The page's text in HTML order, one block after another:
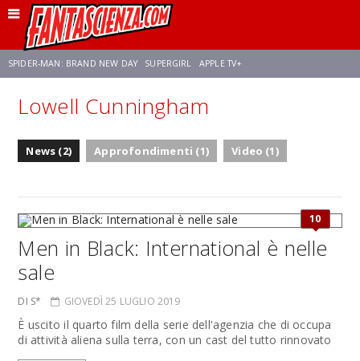
SPIDER-MAN: BRAND NEW DAY SUPERGIRL APPLE TV+
FRANCO RICCIARDIELLO ZENDAYA STAR TREK
Lowell Cunningham
News (2) Approfondimenti (1) Video (1)
10
Men in Black: International è nelle
sale
DI S* GIOVEDÌ 25 LUGLIO 2019
È uscito il quarto film della serie dell'agenzia che di occupa
di attività aliena sulla terra, con un cast del tutto rinnovato